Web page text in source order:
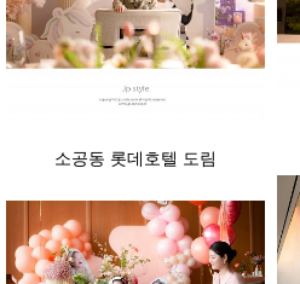
소공동 롯데호텔 도림